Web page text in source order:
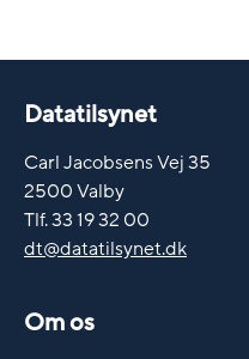
Datatilsynet
Carl Jacobsens Vej 35
2500 Valby
Tlf. 33 19 32 00
dt@datatilsynet.dk
Om os